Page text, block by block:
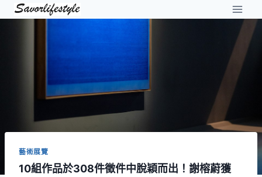
Skip
藝術展覽
10組作品於308件徵件中脫穎而出！謝榕蔚獲